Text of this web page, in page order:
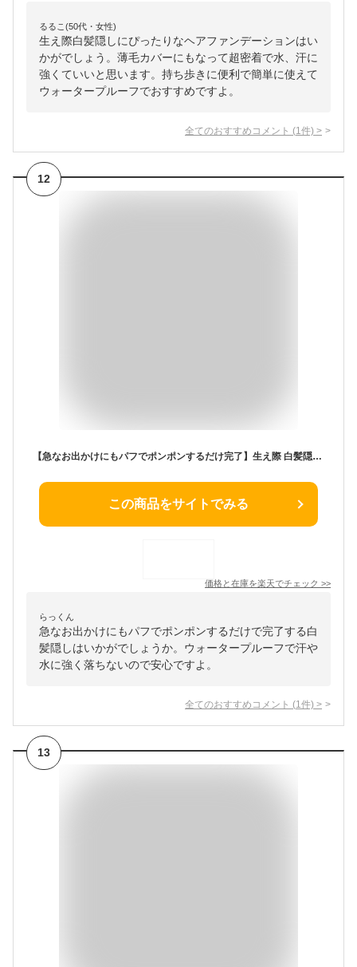
るるこ(50代・女性)
生え際白髪隠しにぴったりなヘアファンデーションはい
かがでしょう。薄毛カバーにもなって超密着で水、汗に
強くていいと思います。持ち歩きに便利で簡単に使えて
ウォータープルーフでおすすめですよ。
全てのおすすめコメント (1 件) >
12
【急なお出かけにもパフでポンポンするだけ完了】生え際 白髪隠し 薄毛カバー ヘアパウダー ヘアファンデーション 白髪カバー 密着 水に強い 汗に強い 分け目 頭皮 対策 手軽 簡単 ヘアシャドウ ボリューム ヘアティント スカルプ 頭頂部 抜け毛 ウォータープルーフ 薄毛
この商品をサイトでみる
価格と在庫を楽天でチェック >>
らっくん
急なお出かけにもパフでポンポンするだけで完了する白
髪隠しはいかがでしょうか。ウォータープルーフで汗や
水に強く落ちないので安心ですよ。
全てのおすすめコメント (1 件) >
13